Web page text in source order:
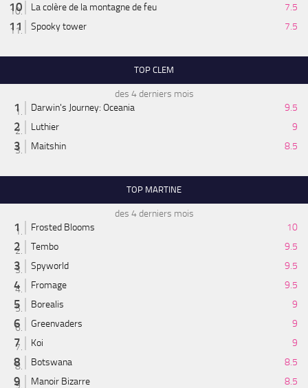
La colère de la montagne de feu
7.5
Spooky tower
7.5
TOP CLEM
des 4 derniers mois
Darwin's Journey: Oceania
9.5
Luthier
9
Maitshin
8.5
TOP MARTINE
des 4 derniers mois
Frosted Blooms
10
Tembo
9.5
Spyworld
9.5
Fromage
9.5
Borealis
9
Greenvaders
9
Koi
9
Botswana
8.5
Manoir Bizarre
8.5